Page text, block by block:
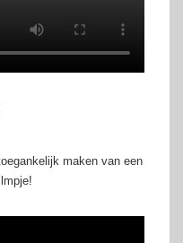
maken van een